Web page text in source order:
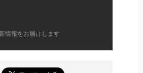
情報をお届けします